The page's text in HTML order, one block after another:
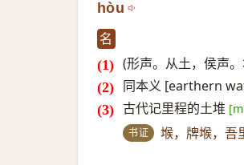
hòu
名
(形声。从土，侯声
同本义 [earthern
古代记里程的土堆
书证 堠，牌堠，吾